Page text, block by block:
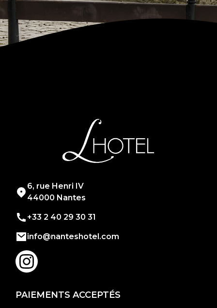
6, rue Henri IV
44000 Nantes
+33 2 40 29 30 31
info@nanteshotel.com
PAIEMENTS ACCEPTÉS